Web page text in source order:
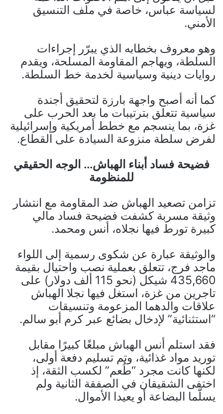
لسياسة عباس، خاصة في ملف التنسيق
الأمني.
وهو معروف بخطابه الذي يبرّر إجراءات
السلطة، ويهاجم المقاومة المسلحة، ويقدم
روايات دينية وسياسية لخدمة خط السلطة.
كما أنه أصبح واجهة بارزة لتحقيق أجندة
سياسية تتعلق بترتيبات ما بعد الحرب على
غزة، بما ينسجم مع خطط أمريكية وإسرائيلية
لفرض سلطة منزوعة السيادة على القطاع.
فضيحة فساد أبناء الهباش… الوجه الحقيقي
للمنظومة
تزامن تصعيد الهباش ضد المقاومة مع انتشار
وثيقة مسربة كشفت فضيحة فساد مالي
كبيرة تورط فيها نجلاه، أنس ومحمد.
والوثيقة عبارة عن شكوى رسمية إلى اللواء
ماجد فرج، تتعلق بعملية نصب واحتيال بقيمة
435,660 شيكل (نحو 115 ألف دولار) على
تاجرين من غزة، استغل فيها نجلا الهباش
علاقات والدهما المزعومة وتنسيقات
“استثنائية” لإدخال بضائع عبر كرم أبو سالم.
فقد استلم أنس الهباش مبلغًا كبيرًا مقابل
توريد مواد غذائية، وتم تسليم دفعة أولى،
لكنها كانت مجرد “طُعم” لكسب الثقة، إذ
اختفى الشقيقان في الصفقة الثانية ولم
يسلّما البضاعة أو يعيدا الأموال.